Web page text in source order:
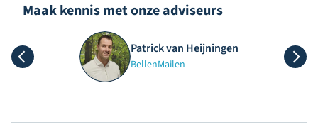
Maak kennis met onze adviseurs
Patrick van Heijningen
BellenMailen